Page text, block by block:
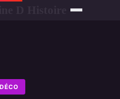
DÉCO